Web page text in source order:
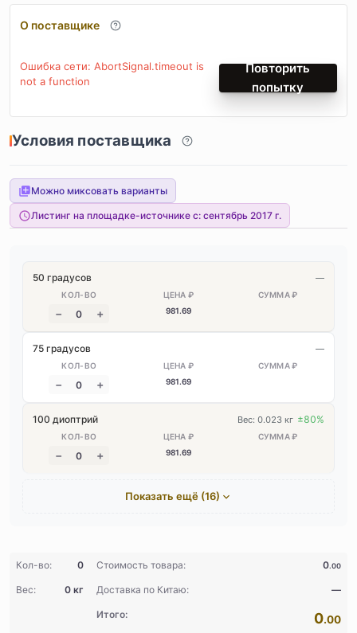
О поставщике
Ошибка сети: AbortSignal.timeout is
not a function
Повторить
попытку
Условия поставщика
Можно миксовать варианты
Листинг на площадке-источнике с: сентябрь 2017 г.
50 градусов
981.69
—
75 градусов
981.69
—
100 диоптрий
981.69
Вес: 0.023 кг ±80%
Показать ещё (16)
Кол-во: 0 Стоимость товара: 0.00
Вес: 0 кг Доставка по Китаю: —
Итого: 0.00